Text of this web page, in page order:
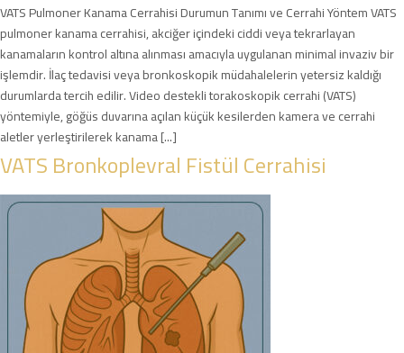
VATS Pulmoner Kanama Cerrahisi Durumun Tanımı ve Cerrahi Yöntem VATS
pulmoner kanama cerrahisi, akciğer içindeki ciddi veya tekrarlayan
kanamaların kontrol altına alınması amacıyla uygulanan minimal invaziv bir
işlemdir. İlaç tedavisi veya bronkoskopik müdahalelerin yetersiz kaldığı
durumlarda tercih edilir. Video destekli torakoskopik cerrahi (VATS)
yöntemiyle, göğüs duvarına açılan küçük kesilerden kamera ve cerrahi
aletler yerleştirilerek kanama [...]
VATS Bronkoplevral Fistül Cerrahisi